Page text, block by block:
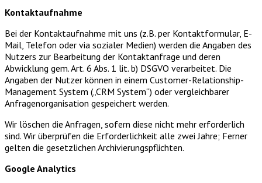
Kontaktaufnahme
Bei der Kontaktaufnahme mit uns (z.B. per Kontaktformular, E-
Mail, Telefon oder via sozialer Medien) werden die Angaben des
Nutzers zur Bearbeitung der Kontaktanfrage und deren
Abwicklung gem. Art. 6 Abs. 1 lit. b) DSGVO verarbeitet. Die
Angaben der Nutzer können in einem Customer-Relationship-
Management System („CRM System“) oder vergleichbarer
Anfragenorganisation gespeichert werden.
Wir löschen die Anfragen, sofern diese nicht mehr erforderlich
sind. Wir überprüfen die Erforderlichkeit alle zwei Jahre; Ferner
gelten die gesetzlichen Archivierungspflichten.
Google Analytics